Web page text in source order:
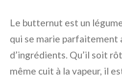
Le butternut est un
qui se marie parfaitement
d’ingrédients. Qu’il soit
même cuit à la vapeur, il